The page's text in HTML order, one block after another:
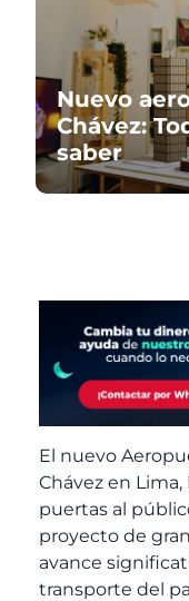
Nuevo
Chávez:
saber
El nuevo
Chávez en Lima,
puertas al
proyecto de
avance
transporte del